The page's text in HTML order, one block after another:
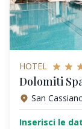
HOTEL
Dolomiti
San
Inserisci le